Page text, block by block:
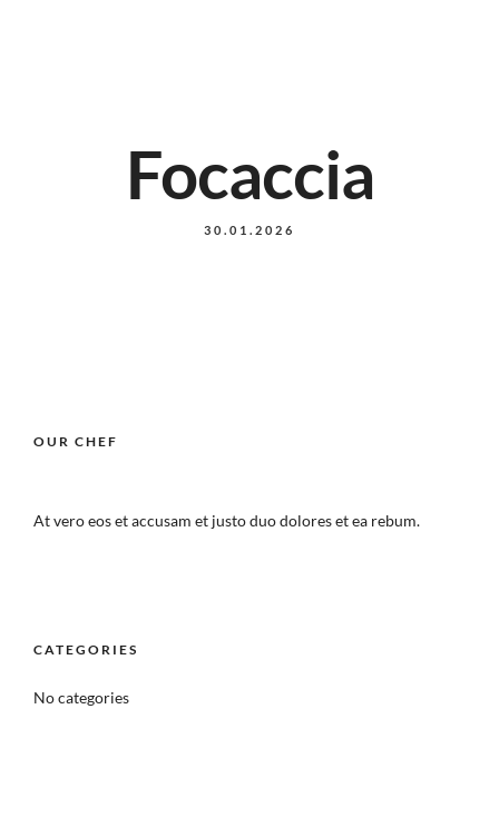
Focaccia
30.01.2026
OUR CHEF
At vero eos et accusam et justo duo dolores et ea rebum.
CATEGORIES
No categories